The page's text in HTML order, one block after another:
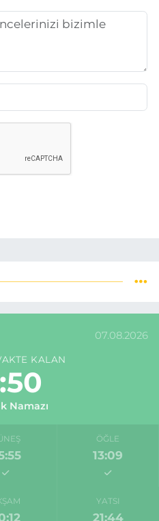
07.08.2026
KALAN
Namazı
ÖĞLE
13:09
YATSI
21:44